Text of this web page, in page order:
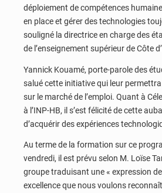
déploiement de compétences
en place et gérer des technologies
souligné la directrice en charge des
de l’enseignement supérieur de Côte
Yannick Kouamé, porte-parole des
salué cette initiative qui leur
sur le marché de l’emploi. Quant à
à l’INP-HB, il s’est félicité de cette
d’acquérir des expériences
Au terme de la formation sur ce
vendredi, il est prévu selon M. Loïse
groupe traduisant une « expression
excellence que nous voulons